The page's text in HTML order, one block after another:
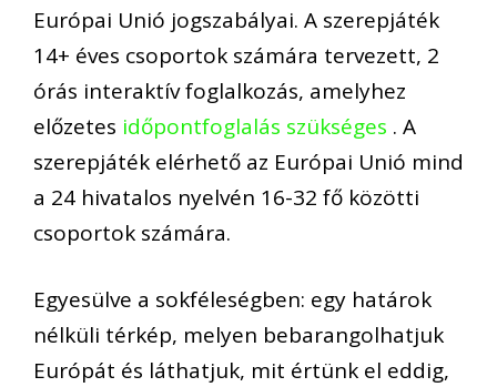
Európai Unió jogszabályai. A szerepjáték
14+ éves csoportok számára tervezett, 2
órás interaktív foglalkozás, amelyhez
előzetes időpontfoglalás szükséges . A
szerepjáték elérhető az Európai Unió mind
a 24 hivatalos nyelvén 16-32 fő közötti
csoportok számára.
Egyesülve a sokféleségben: egy határok
nélküli térkép, melyen bebarangolhatjuk
Európát és láthatjuk, mit értünk el eddig,